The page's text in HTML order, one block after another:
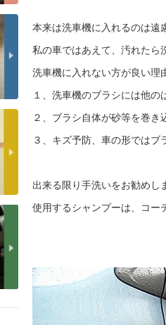
本来は洗車機に入れるのは遠
私の車ではあえて、汚れたら
洗車機に入れない方が良い理
１、洗車機のブラシには他
２、ブラシ自体が砂等を巻
３、キズ予防、車の形では
出来る限り手洗いをお勧めし
使用するシャンプーは、コー